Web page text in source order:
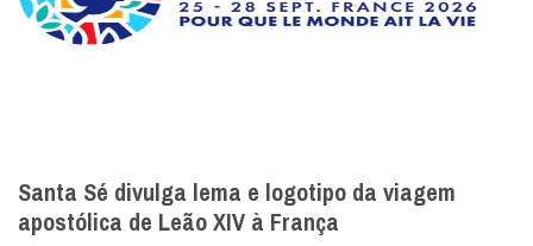
Santa Sé divulga lema e logotipo da viagem
apostólica de Leão XIV à França